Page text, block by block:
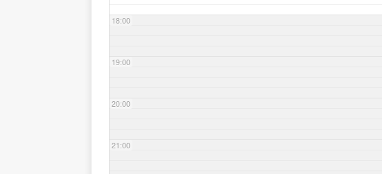
18:00
19:00
20:00
21:00